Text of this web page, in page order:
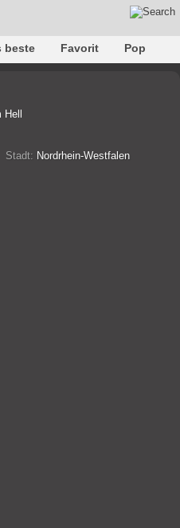
beste Favorit
Pop
Stadt: Nordrhein-Westfalen